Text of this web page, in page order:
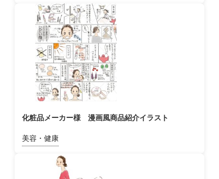
化粧品メーカー様 漫画風商品紹介イラスト
美容・健康